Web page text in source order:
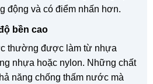
động và có điểm nhấn hơn.
bền cao
thường được làm từ nhựa
nhựa hoặc nylon. Những chất
năng chống thấm nước mà